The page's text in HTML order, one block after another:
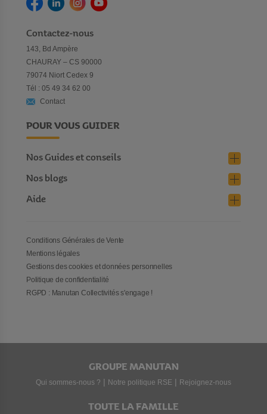
Contactez-nous
143, Bd Ampère
CHAURAY – CS 90000
79074 Niort Cedex 9
Tél : 05 49 34 62 00
Contact
POUR VOUS GUIDER
Nos Guides et conseils
Nos blogs
Aide
Conditions Générales de Vente
Mentions légales
Gestions des cookies et données personnelles
Politique de confidentialité
RGPD : Manutan Collectivités s'engage !
GROUPE MANUTAN
Qui sommes-nous ? | Notre politique RSE | Rejoignez-nous
TOUTE LA FAMILLE